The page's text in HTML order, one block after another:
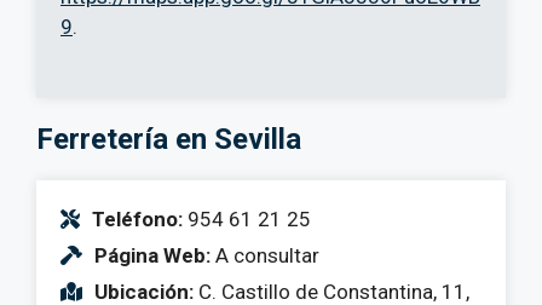
9.
Ferretería en Sevilla
Teléfono: 954 61 21 25
Página Web: A consultar
Ubicación: C. Castillo de Constantina, 11,